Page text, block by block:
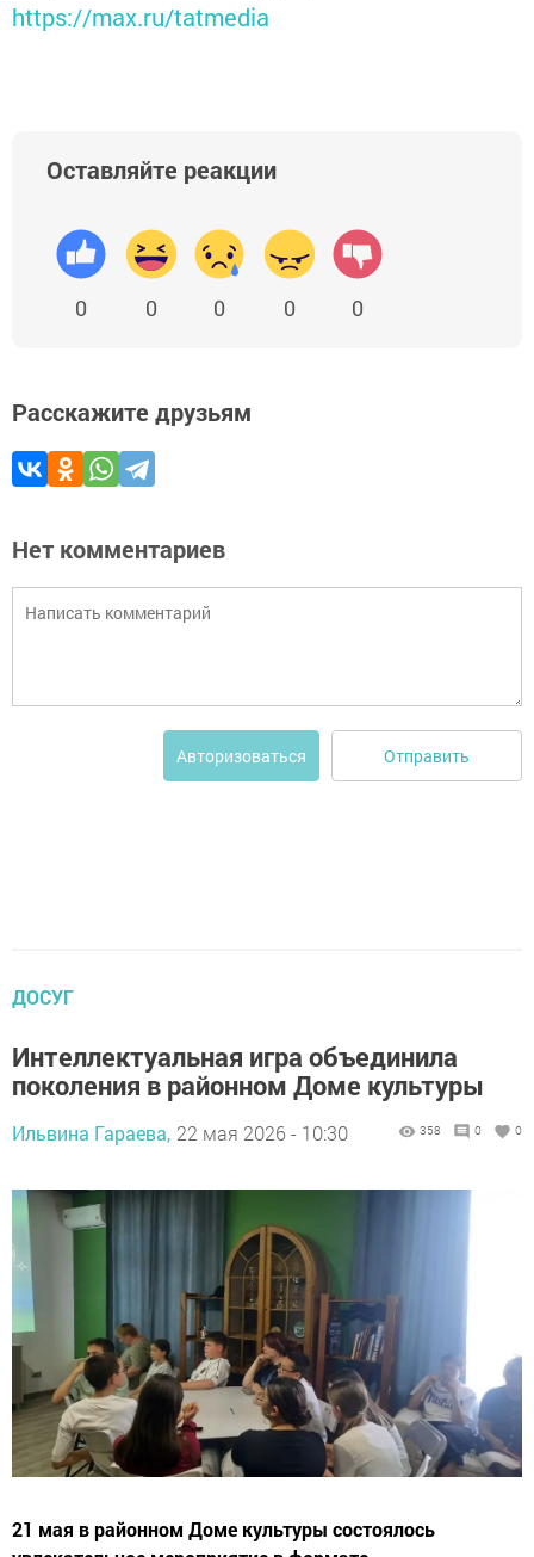
https://max.ru/tatmedia
Оставляйте реакции
0 0 0 0 0
Расскажите друзьям
Нет комментариев
Авторизоваться Отправить
ДОСУГ
Интеллектуальная игра объединила
поколения в районном Доме культуры
Ильвина Гараева, 22 мая 2026 - 10:30 358 0 0
21 мая в районном Доме культуры состоялось